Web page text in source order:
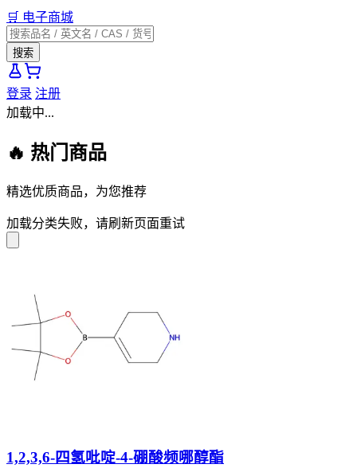
🛒 电子商城
搜索
登录 注册
加载中...
🔥 热门商品
精选优质商品，为您推荐
加载分类失败，请刷新页面重试
1,2,3,6-四氢吡啶-4-硼酸频哪醇酯